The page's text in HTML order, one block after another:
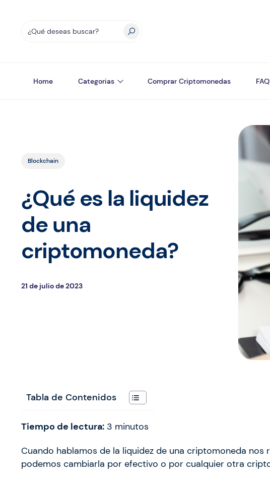
Home Categorias Comprar Criptomonedas
Blockchain
¿Qué es la liquidez
de una
criptomoneda?
21 de julio de 2023
Tabla de Contenidos
Tiempo de lectura: 3 minutos
Cuando hablamos de la liquidez de una criptomoneda nos
podemos cambiarla por efectivo o por cualquier otra